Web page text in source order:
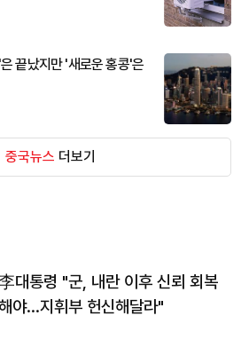
끝났지만 '새로운 홍콩'은
중국뉴스 더보기
대통령 "군, 내란 이후 신뢰 회복
야…지휘부 헌신해달라"